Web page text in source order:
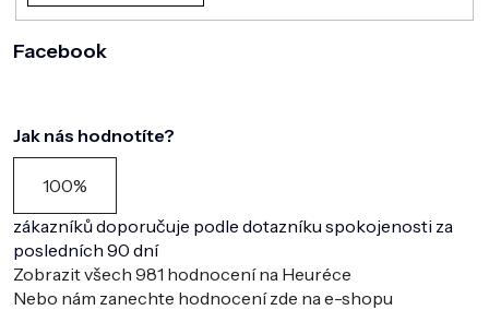
Facebook
Jak nás hodnotíte?
100%
zákazníků doporučuje podle dotazníku spokojenosti za
posledních 90 dní
Zobrazit všech 981 hodnocení na Heuréce
Nebo nám zanechte hodnocení zde na e-shopu